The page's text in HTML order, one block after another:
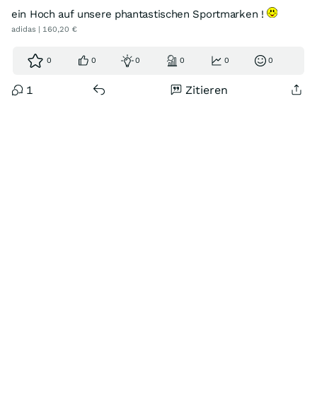
ein Hoch auf unsere phantastischen Sportmarken !
adidas | 160,20 €
0 0 0 0 0 0
1 Zitieren